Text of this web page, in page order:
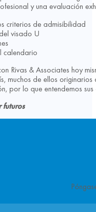
y una evaluación
criterios de admisibilidad
visado U
calendario
Rivas & Associates hoy
muchos de ellos
por lo que entendemos
futuros